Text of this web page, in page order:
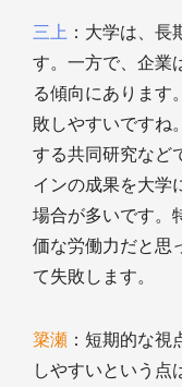
三上 ：大学は、
す。一方で、企業
る傾向にあります
敗しやすいですね
する共同研究など
インの成果を大学
場合が多いです。
価な労働力だと思
て失敗します。
簗瀬 ：短期的な
しやすいという点